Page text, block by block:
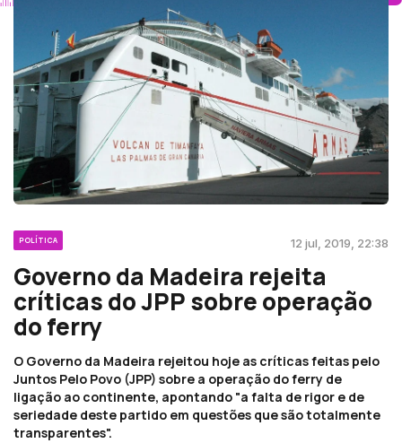
POLÍTICA 12 jul, 2019, 22:38
Governo da Madeira rejeita
críticas do JPP sobre operação
do ferry
O Governo da Madeira rejeitou hoje as críticas feitas pelo
Juntos Pelo Povo (JPP) sobre a operação do ferry de
ligação ao continente, apontando "a falta de rigor e de
seriedade deste partido em questões que são totalmente
transparentes".